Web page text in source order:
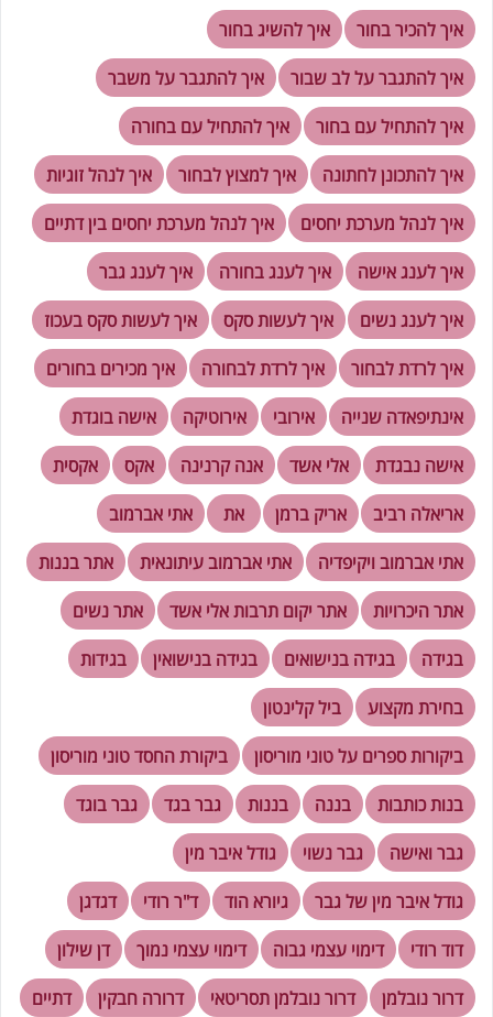
איך להכיר בחור
איך להשיג בחור
איך להתגבר על לב שבור
איך להתגבר על משבר
איך להתחיל עם בחור
איך להתחיל עם בחורה
איך להתכונן לחתונה
איך למצוץ לבחור
איך לנהל זוגיות
איך לנהל מערכת יחסים
איך לנהל מערכת יחסים בין דתיים
איך לענג אישה
איך לענג בחורה
איך לענג גבר
איך לענג נשים
איך לעשות סקס
איך לעשות סקס בעכוז
איך לרדת לבחור
איך לרדת לבחורה
איך מכירים בחורים
אינתיפאדה שנייה
אירובי אירוטיקה
אישה בוגדת
אישה נבגדת
אלי אשד אנה קרנינה אקס
אקסית
אריאלה רביב
אריק ברמן את
אתי אברמוב
אתי אברמוב ויקיפדיה
אתי אברמוב עיתונאית
אתר בננות
אתר היכרויות
אתר יקום תרבות אלי אשד
אתר נשים
בגידה
בגידה בנישואים בגידה בנישואין
בגידות
בחירת מקצוע
ביל קלינטון
ביקורות ספרים על טוני מוריסון
ביקורת החסד טוני מוריסון
בנות כותבות
בננה בננות גבר בגד
גבר בוגד
גבר ואישה
גבר נשוי
גודל איבר מין
גודל איבר מין של גבר
גיורא הוד ד"ר רודי
דגדגן
דוד רודי
דימוי עצמי גבוה דימוי עצמי נמוך
דן שילון
דרור נובלמן
דרור נובלמן תסריטאי דרורה חבקין
דתיים